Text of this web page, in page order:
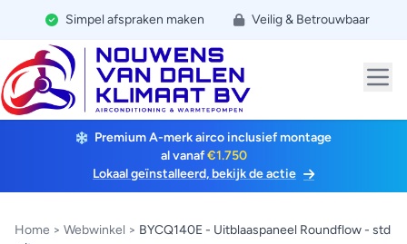
Simpel afspraken maken Veilig & Betrouwbaar
Premium A-merk airco inclusief montage
al vanaf€1.750
Lokaal geïnstalleerd, bekijk de actie
Home > Webwinkel > BYCQ140E - Uitblaaspaneel Roundflow - std